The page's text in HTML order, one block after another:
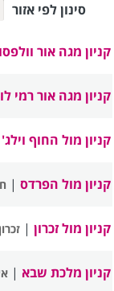
סינון לפי אזור
קניון מגה אור
קניון מגה אור רמי
קניון מול החוף וילג'
קניון מול הפרדס |
קניון מול זכרון |
קניון מלכת שבא |